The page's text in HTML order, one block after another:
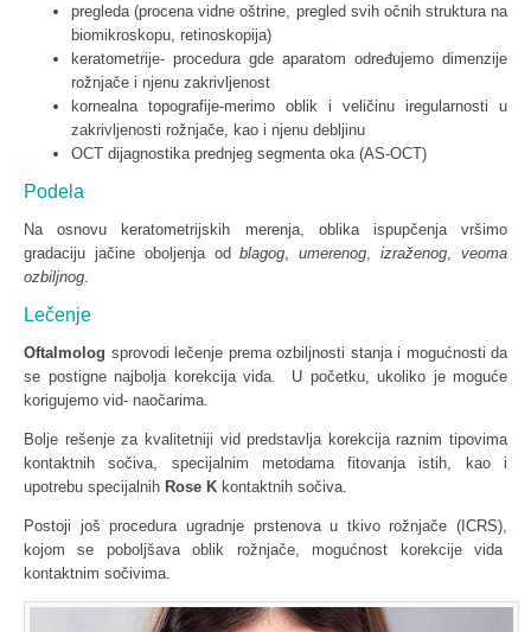
pregleda (procena vidne oštrine, pregled svih očnih struktura na
biomikroskopu, retinoskopija)
keratometrije- procedura gde aparatom određujemo dimenzije
rožnjače i njenu zakrivljenost
kornealna topografije-merimo oblik i veličinu iregularnosti u
zakrivljenosti rožnjače, kao i njenu debljinu
OCT dijagnostika prednjeg segmenta oka (AS-OCT)
Podela
Na osnovu keratometrijskih merenja, oblika ispupčenja vršimo
gradaciju jačine oboljenja odblagog ,umerenog ,izraženog ,veoma
ozbiljnog
Lečenje
Oftalmolog sprovodi lečenje prema ozbiljnosti stanja i mogućnosti da
se postigne najbolja korekcija vida. U početku, ukoliko je moguće
korigujemo vid- naočarima.
Bolje rešenje za kvalitetniji vid predstavlja korekcija raznim tipovima
kontaktnih sočiva, specijalnim metodama fitovanja istih, kao i
upotrebu specijalnih Rose K kontaktnih sočiva.
Postoji još procedura ugradnje prstenova u tkivo rožnjače (ICRS),
kojom se poboljšava oblik rožnjače, mogućnost korekcije vida
kontaktnim sočivima.